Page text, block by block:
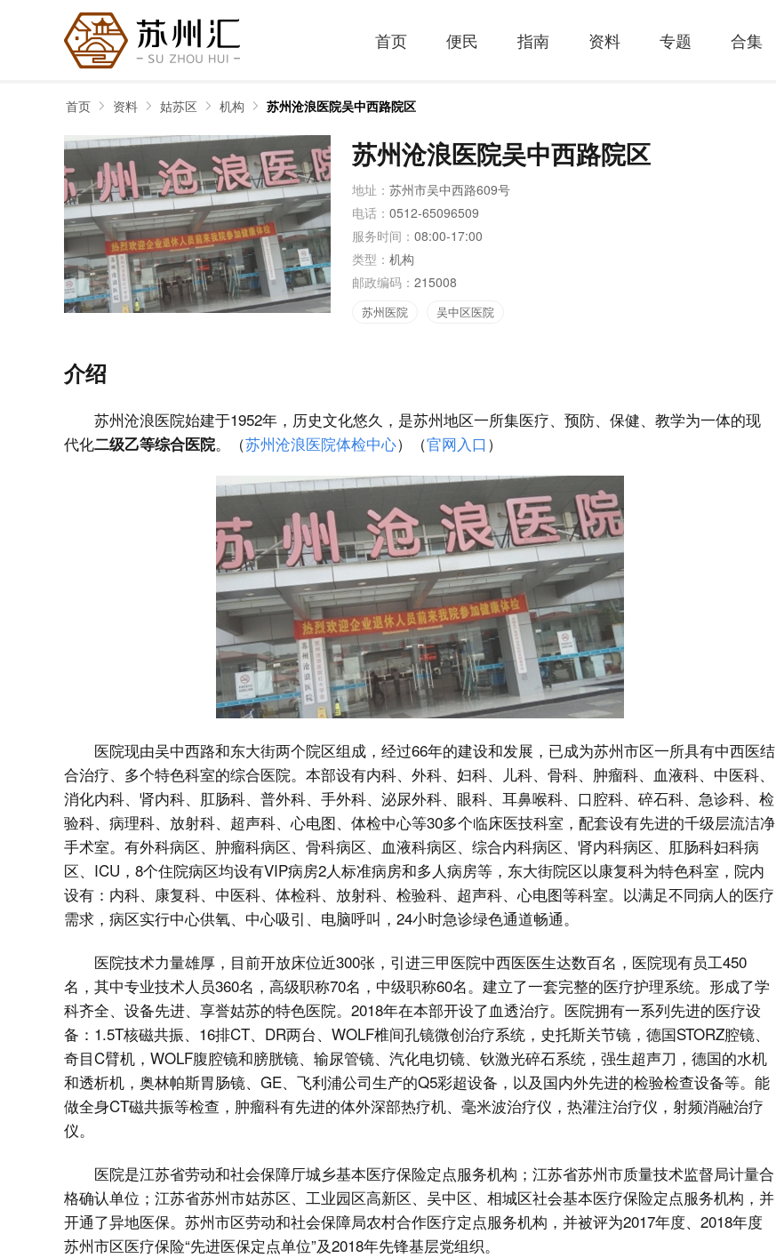
首页 便民 指南 资料 专题 合集
首页 资料 姑苏区 机构 苏州沧浪医院吴中西路院区
苏州沧浪医院吴中西路院区
地址： 苏州市吴中西路609号
电话： 0512-65096509
服务时间： 08:00-17:00
类型： 机构
邮政编码： 215008
苏州医院 吴中区医院
介绍
苏州沧浪医院始建于1952年，历史文化悠久，是苏州地区一所集医疗、预防、保健、教学为一体的现
代化二级乙等综合医院。（苏州沧浪医院体检中心）（官网入口 ）
医院现由吴中西路和东大街两个院区组成，经过66年的建设和发展，已成为苏州市区一所具有中西医结
合治疗、多个特色科室的综合医院。本部设有内科、外科、妇科、儿科、骨科、肿瘤科、血液科、中医科、
消化内科、肾内科、肛肠科、普外科、手外科、泌尿外科、眼科、耳鼻喉科、口腔科、碎石科、急诊科、检
验科、病理科、放射科、超声科、心电图、体检中心等30多个临床医技科室，配套设有先进的千级层流洁净
手术室。有外科病区、肿瘤科病区、骨科病区、血液科病区、综合内科病区、肾内科病区、肛肠科妇科病
区、ICU，8个住院病区均设有VIP病房2人标准病房和多人病房等，东大街院区以康复科为特色科室，院内
设有：内科、康复科、中医科、体检科、放射科、检验科、超声科、心电图等科室。以满足不同病人的医疗
需求，病区实行中心供氧、中心吸引、电脑呼叫，24小时急诊绿色通道畅通。
医院技术力量雄厚，目前开放床位近300张，引进三甲医院中西医医生达数百名，医院现有员工450
名，其中专业技术人员360名，高级职称70名，中级职称60名。建立了一套完整的医疗护理系统。形成了学
科齐全、设备先进、享誉姑苏的特色医院。2018年在本部开设了血透治疗。医院拥有一系列先进的医疗设
备：1.5T核磁共振、16排CT、DR两台、WOLF椎间孔镜微创治疗系统，史托斯关节镜，德国STORZ腔镜、
奇目C臂机，WOLF腹腔镜和膀胱镜、输尿管镜、汽化电切镜、钬激光碎石系统，强生超声刀，德国的水机
和透析机，奥林帕斯胃肠镜、GE、飞利浦公司生产的Q5彩超设备，以及国内外先进的检验检查设备等。能
做全身CT磁共振等检查，肿瘤科有先进的体外深部热疗机、毫米波治疗仪，热灌注治疗仪，射频消融治疗
仪。
医院是江苏省劳动和社会保障厅城乡基本医疗保险定点服务机构；江苏省苏州市质量技术监督局计量合
格确认单位；江苏省苏州市姑苏区、工业园区高新区、吴中区、相城区社会基本医疗保险定点服务机构，并
开通了异地医保。苏州市区劳动和社会保障局农村合作医疗定点服务机构，并被评为2017年度、2018年度
苏州市区医疗保险“先进医保定点单位”及2018年先锋基层党组织。